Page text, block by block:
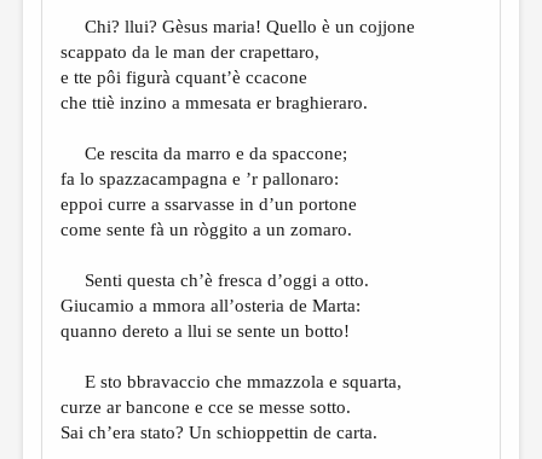
ЦИКЛЫ ПУБЛИКАЦИЙ
ТРЕДИАКОВСКИЙ
МЕДИА
ВКОНТАКТЕ
Chi? llui? Gèsus maria! Quello è un cojjone
scappato da le man der crapettaro,
e tte pôi figurà cquant’è ccacone
che ttiè inzino a mmesata er braghieraro.
Ce rescita da marro e da spaccone;
fa lo spazzacampagna e ’r pallonaro:
eppoi curre a ssarvasse in d’un portone
come sente fà un ròggito a un zomaro.
Senti questa ch’è fresca d’oggi a otto.
Giucamio a mmora all’osteria de Marta:
quanno dereto a llui se sente un botto!
E sto bbravaccio che mmazzola e squarta,
curze ar bancone e cce se messe sotto.
Sai ch’era stato? Un schioppettin de carta.